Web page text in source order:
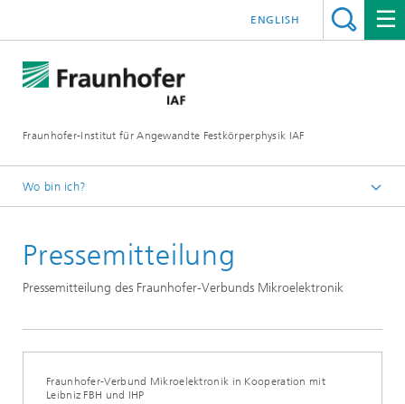
Fraunhofer-Institut für Angewandte Festkörperphysik IAF
ENGLISH
Wo bin ich?
Pressemitteilung
Pressemitteilung des Fraunhofer-Verbunds Mikroelektronik
Fraunhofer-Verbund Mikroelektronik in Kooperation mit
Leibniz FBH und IHP